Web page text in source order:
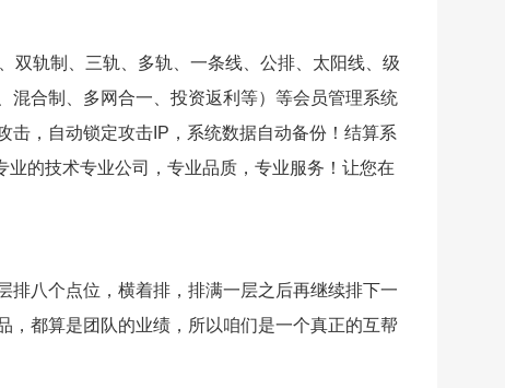
双轨制、三轨、多轨、一条线、公排、太阳线、级
混合制、多网合一、投资返利等）等会员管理系统
击，自动锁定攻击IP，系统数据自动备份！结算系
的技术专业公司，专业品质，专业服务！让您在
排八个点位，横着排，排满一层之后再继续排下一
，都算是团队的业绩，所以咱们是一个真正的互帮